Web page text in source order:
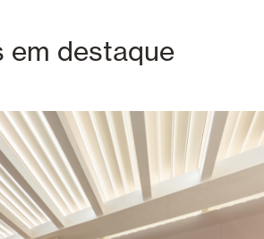
em destaque